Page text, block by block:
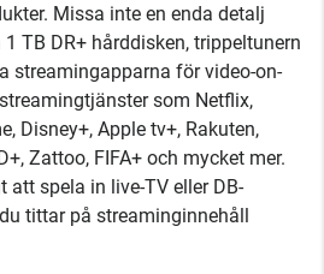
Missa inte en enda detalj
TB DR+ hårddisken, trippeltunern
streamingapparna för video-on-
som Netflix,
Disney+, Apple tv+, Rakuten,
Zattoo, FIFA+ och mycket mer.
spela in live-TV eller DB-
tittar på streaminginnehåll